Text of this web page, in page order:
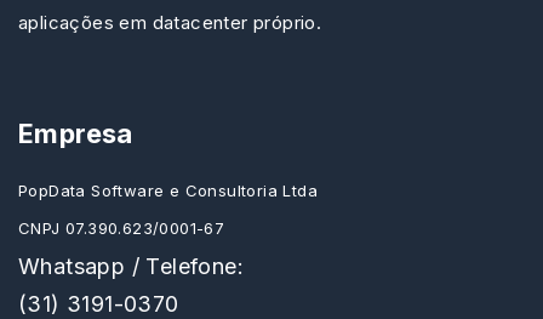
aplicações em datacenter próprio.
Empresa
PopData Software e Consultoria Ltda
CNPJ 07.390.623/0001-67
Whatsapp / Telefone:
(31) 3191-0370